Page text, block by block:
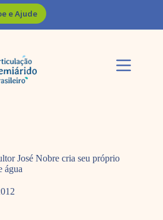
e Ajude
José Nobre cria seu próprio
água